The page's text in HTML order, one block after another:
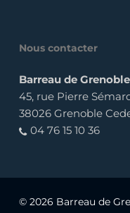
Nous contacter
Barreau de Grenoble
45, rue Pierre
38026 Grenoble
04 76 15 10 36
© 2026 Barreau de